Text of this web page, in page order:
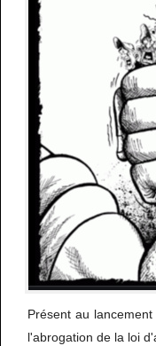
Présent au
l'abrogation de la loi